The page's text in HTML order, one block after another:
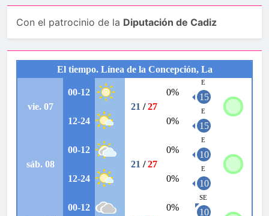
Con el patrocinio de la Diputación de Cadiz